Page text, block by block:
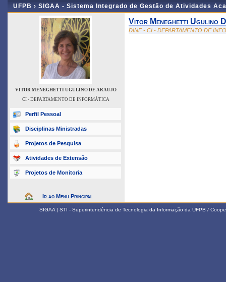
UFPB › SIGAA - Sistema Integrado de Gestão de Atividades
VITOR MENEGHETTI UGULINO DE ARAUJO
CI - DEPARTAMENTO DE INFORMÁTICA
Perfil Pessoal
Disciplinas Ministradas
Projetos de Pesquisa
Atividades de Extensão
Projetos de Monitoria
Ir ao Menu Principal
Vitor Meneghetti Ugulino
DINF - CI - DEPARTAMENTO DE
SIGAA | STI - Superintendência de Tecnologia da Informação da UFPB /